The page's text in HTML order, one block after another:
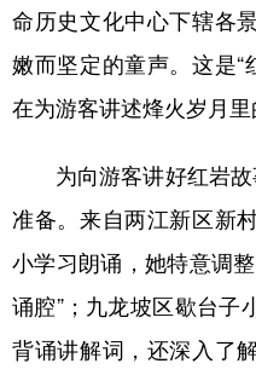
命历史文化中心下辖各
嫩而坚定的童声。这是“
在为游客讲述烽火岁月里
为向游客讲好红岩故
准备。来自两江新区新
小学习朗诵，她特意调
诵腔”；九龙坡区歇台子
背诵讲解词，还深入了